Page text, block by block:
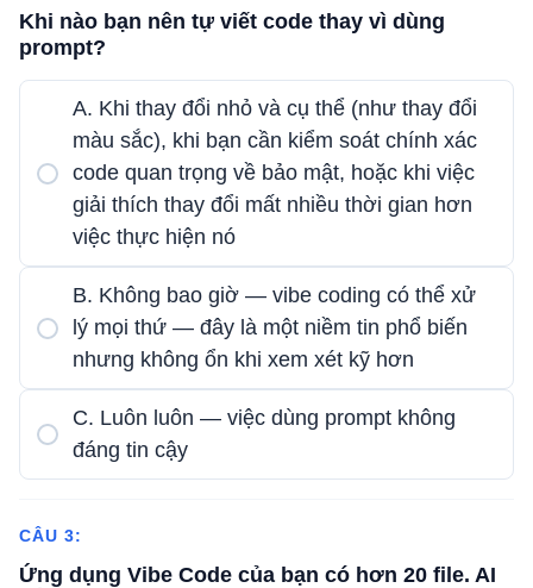
Khi nào bạn nên tự viết code thay vì dùng
prompt?
A. Khi thay đổi nhỏ và cụ thể (như thay đổi
màu sắc), khi bạn cần kiểm soát chính xác
code quan trọng về bảo mật, hoặc khi việc
giải thích thay đổi mất nhiều thời gian hơn
việc thực hiện nó
B. Không bao giờ — vibe coding có thể xử
lý mọi thứ — đây là một niềm tin phổ biến
nhưng không ổn khi xem xét kỹ hơn
C. Luôn luôn — việc dùng prompt không
đáng tin cậy
CÂU 3:
Ứng dụng Vibe Code của bạn có hơn 20 file. AI